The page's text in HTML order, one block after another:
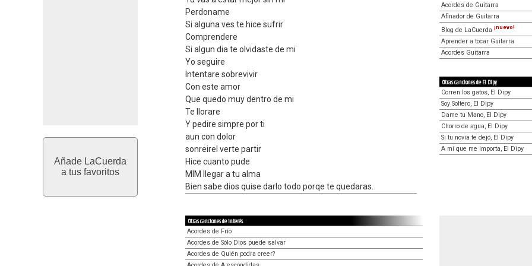
Añade LaCuerda
a tus favoritos
Perdoname
Si alguna ves te hice sufrir
Comprendere
Si algun dia te olvidaste de mi
Yo seguire
Intentare sobrevivir
Con este amor
Que quedo muy dentro de mi
Te llorare
Y pedire simpre por ti
aun con dolor
sonreirel verte partir
Hice cuanto pude
MIM llegar a tu alma
Bien sabe dios quise darlo todo porqe te quedaras.
Acordes de Guitarra
Afinador de Guitarra
Blog de LaCuerda ¡nuevo!
Aprender a tocar Guitarra
Acordes Guitarra
Otras canciones de El Dipy
Corren los gatos, El Dipy
Soy Soltero, El Dipy
Dame tu Mano, El Dipy
Chorro de agua, El Dipy
Si tu novia te dejó, El Dipy
A mí que me importa, El Dipy
Otras canciones de interés
Acordes de Frío
Acordes de Sólo Dios puede salvar
Acordes de Quién podra creer?